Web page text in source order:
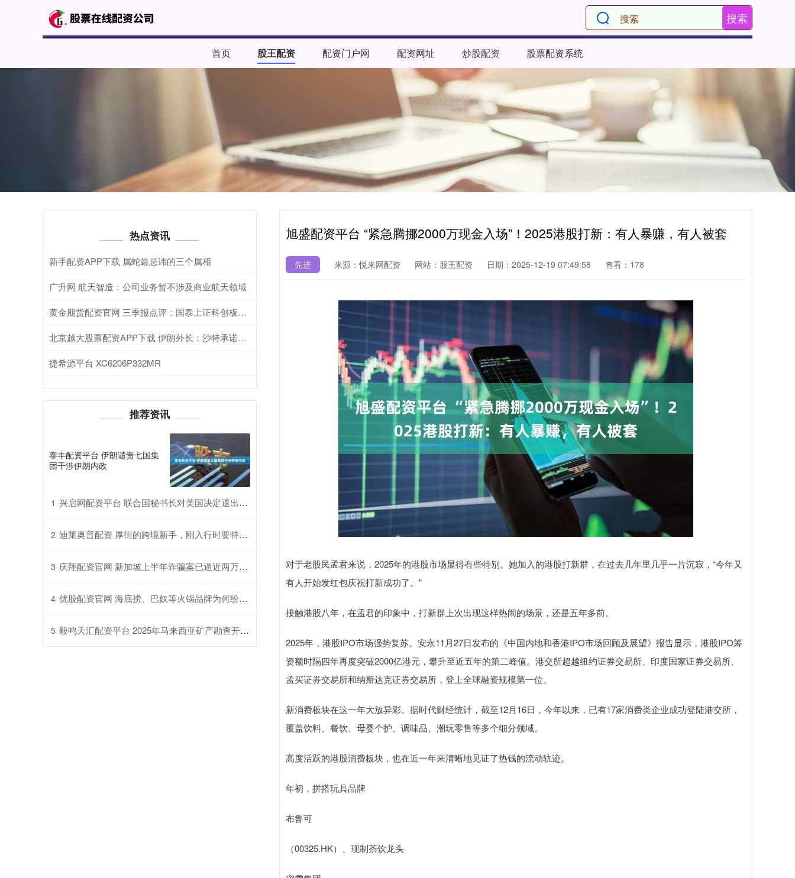
搜索
首页 股王配资 配资门户网 配资网址 炒股配资 股票配资系统
旭盛配资平台 “紧急腾挪2000万现金入场”！2025港股打新：有人暴赚，有人被套
先进 来源：悦来网配资 网站：股王配资 日期：2025-12-19 07:49:58 查看：178
对于老股民孟君来说，2025年的港股市场显得有些特别。她加入的港股打新群，在过去几年里几乎一片沉寂，“今年又
有人开始发红包庆祝打新成功了。”
接触港股八年，在孟君的印象中，打新群上次出现这样热闹的场景，还是五年多前。
2025年，港股IPO市场强势复苏。安永11月27日发布的《中国内地和香港IPO市场回顾及展望》报告显示，港股IPO筹
资额时隔四年再度突破2000亿港元，攀升至近五年的第二峰值。港交所超越纽约证券交易所、印度国家证券交易所、
孟买证券交易所和纳斯达克证券交易所，登上全球融资规模第一位。
新消费板块在这一年大放异彩。据时代财经统计，截至12月16日，今年以来，已有17家消费类企业成功登陆港交所，
覆盖饮料、餐饮、母婴个护、调味品、潮玩零售等多个细分领域。
高度活跃的港股消费板块，也在近一年来清晰地见证了热钱的流动轨迹。
年初，拼搭玩具品牌
布鲁可
（00325.HK）、现制茶饮龙头
热点资讯
新手配资APP下载 属蛇最忌讳的三个属相
广升网 航天智造：公司业务暂不涉及商业航天领域
黄金期货配资官网 三季报点评：国泰上证科创板100ETF基金季度涨幅40.37%
北京越大股票配资APP下载 伊朗外长：沙特承诺其领土、领水和领空不会被用于攻击伊朗
捷希源平台 XC6206P332MR
推荐资讯
泰丰配资平台 伊朗谴责七国集
团干涉伊朗内政
1 兴启网配资平台 联合国秘书长对美国决定退出部分联合国机构表遗憾
2 迪莱奥普配资 厚街的跨境新手，刚入行时要特别小心跨境诈骗，避免损失
3 庆翔配资官网 新加坡上半年诈骗案已逼近两万起 政府拟施鞭刑严惩不法分子
4 优股配资官网 海底捞、巴奴等火锅品牌为何纷纷推出羊肉新品？冬季消费趋势解读
5 毅鸣天汇配资平台 2025年马来西亚矿产勘查开发投资指南